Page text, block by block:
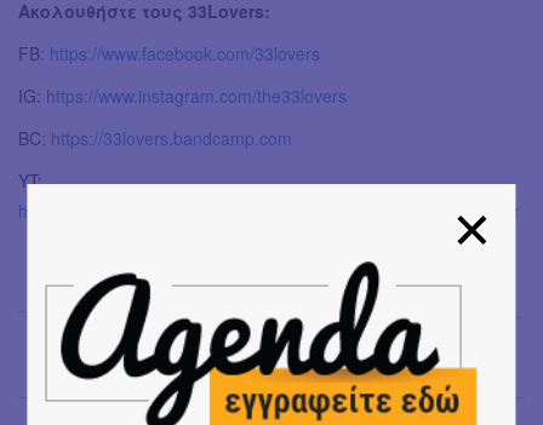
Ακολουθήστε τους 33Lovers:
FB: https://www.facebook.com/33lovers
IG: https://www.instagram.com/the33lovers
BC: https://33lovers.bandcamp.com
YT:
https://www.youtube.com/channel/UCcHPLzivxahsHtmZuGyoghw